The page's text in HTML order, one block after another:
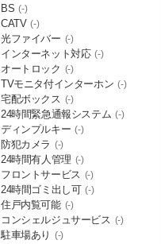
BS (-)
CATV (-)
光ファイバー (-)
インターネット対応 (-)
オートロック (-)
TVモニタ付インターホン (-)
宅配ボックス (-)
24時間緊急通報システム (-)
ディンプルキー (-)
防犯カメラ (-)
24時間有人管理 (-)
フロントサービス (-)
24時間ゴミ出し可 (-)
住戸内覧可能 (-)
コンシェルジュサービス (-)
駐車場あり (-)